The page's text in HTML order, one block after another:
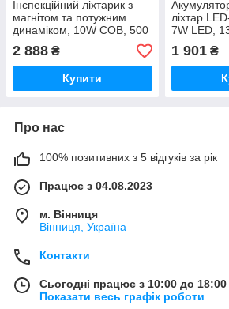
Інспекційний ліхтарик з
магнітом та потужним
динаміком, 10W COB, 500
люмен, LED-397
2 888 ₴
Купити
ліхтар
7W LED,
1 901₴
Про нас
100% позитивних з 5 відгуків за рік
Працює з 04.08.2023
м. Вінниця
Вінниця, Україна
Контакти
Сьогодні працює з 10:00 до 18:00
Показати весь графік роботи